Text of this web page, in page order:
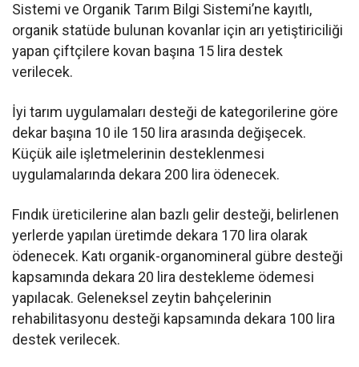
Sistemi ve Organik Tarım Bilgi Sistemi’ne kayıtlı,
organik statüde bulunan kovanlar için arı yetiştiriciliği
yapan çiftçilere kovan başına 15 lira destek
verilecek.
İyi tarım uygulamaları desteği de kategorilerine göre
dekar başına 10 ile 150 lira arasında değişecek.
Küçük aile işletmelerinin desteklenmesi
uygulamalarında dekara 200 lira ödenecek.
Fındık üreticilerine alan bazlı gelir desteği, belirlenen
yerlerde yapılan üretimde dekara 170 lira olarak
ödenecek. Katı organik-organomineral gübre desteği
kapsamında dekara 20 lira destekleme ödemesi
yapılacak. Geleneksel zeytin bahçelerinin
rehabilitasyonu desteği kapsamında dekara 100 lira
destek verilecek.